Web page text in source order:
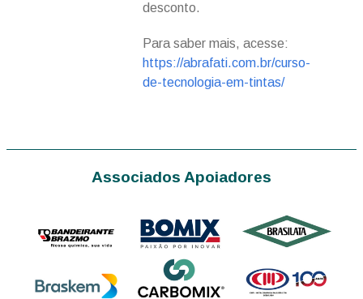
desconto.
Para saber mais, acesse:
https://abrafati.com.br/curso-
de-tecnologia-em-tintas/
Associados Apoiadores